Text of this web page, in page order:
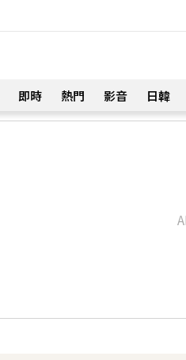
即時 熱門 影音 日韓